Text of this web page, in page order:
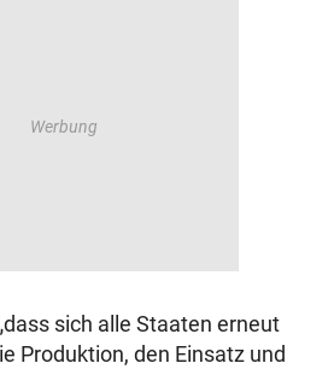
sich alle Staaten erneut
Produktion, den Einsatz und